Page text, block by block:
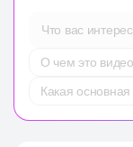
Что вас
О чем это
Какая